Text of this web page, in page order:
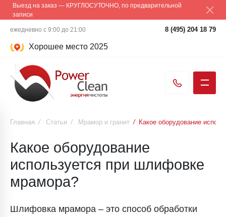
Выезд на заказ — КРУГЛОСУТОЧНО, по предварительной
записи
ежедневно с 9:00 до 21:00 8 (495) 204 18 79
Хорошее место 2025
Главная / Статьи / Мрамор и гранит / Какое оборудование
Какое оборудование
используется при шлифовке
мрамора?
Шлифовка мрамора – это способ обработки